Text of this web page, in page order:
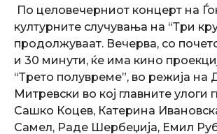
По целовечерниот концерт на
културните случувања на “Три
продолжуваат. Вечерва, со
и 30 минути, ќе има кино
“Трето полувреме”, во режија на
Митревски во кој главните улоги
Сашко Коцев, Катерина
Самел, Раде Шербеџија, Емил